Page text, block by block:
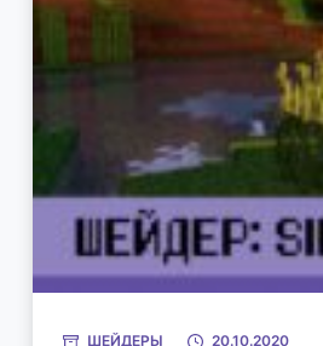
ШЕЙДЕРЫ 20.10.2020